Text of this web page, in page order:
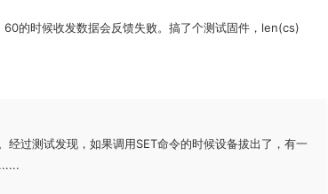
的时候收发数据会反馈失败。搞了个测试固件，len(cs)
过测试发现，如果调用SET命令的时候设备拔出了，有一